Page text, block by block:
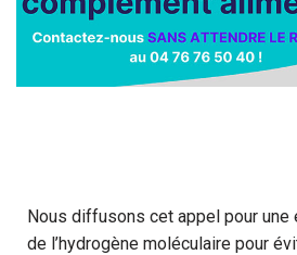
Nous diffusons cet appel pour
de l’hydrogène moléculaire pour